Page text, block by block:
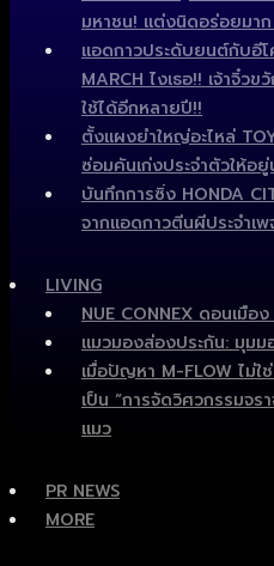
มหาชน! แต่งนิดอร่อยมา
แอดกาวประดับยนต์กับอีโ
MARCH ไงเธอ!! เจ้าจิ๋
ใช้ได้อีกหลายปี!!
ตั้งแผงยำใหญ่อะไหล่
ซ่อมคันเก่งประจำตัวให้อ
บันทึกการซิ่ง HONDA
จากแอดกาวตีนผีประจำเพ
LIVING
NUE CONNEX ดอนเมือ
แมวมองส่องประกัน: มุม
เมื่อปัญหา M-FLOW ไม่ใ
เป็น “การจัดวิศวกรรมจ
แมว
PR NEWS
MORE